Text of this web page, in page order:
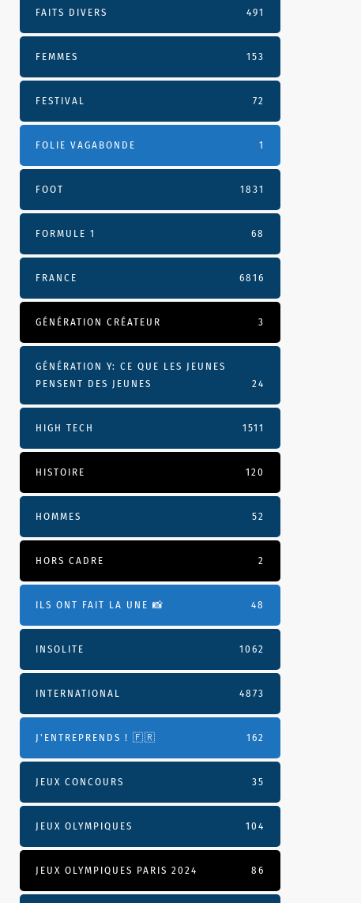
FAITS DIVERS 491
FEMMES 153
FESTIVAL 72
FOLIE VAGABONDE 1
FOOT 1831
FORMULE 1 68
FRANCE 6816
GÉNÉRATION CRÉATEUR 3
GÉNÉRATION Y: CE QUE LES JEUNES
PENSENT DES JEUNES
24
HIGH TECH 1511
HISTOIRE 120
HOMMES 52
HORS CADRE 2
ILS ONT FAIT LA UNE 📸 48
INSOLITE 1062
INTERNATIONAL 4873
J'ENTREPRENDS ! 🇫🇷 162
JEUX CONCOURS 35
JEUX OLYMPIQUES 104
JEUX OLYMPIQUES PARIS 2024 86